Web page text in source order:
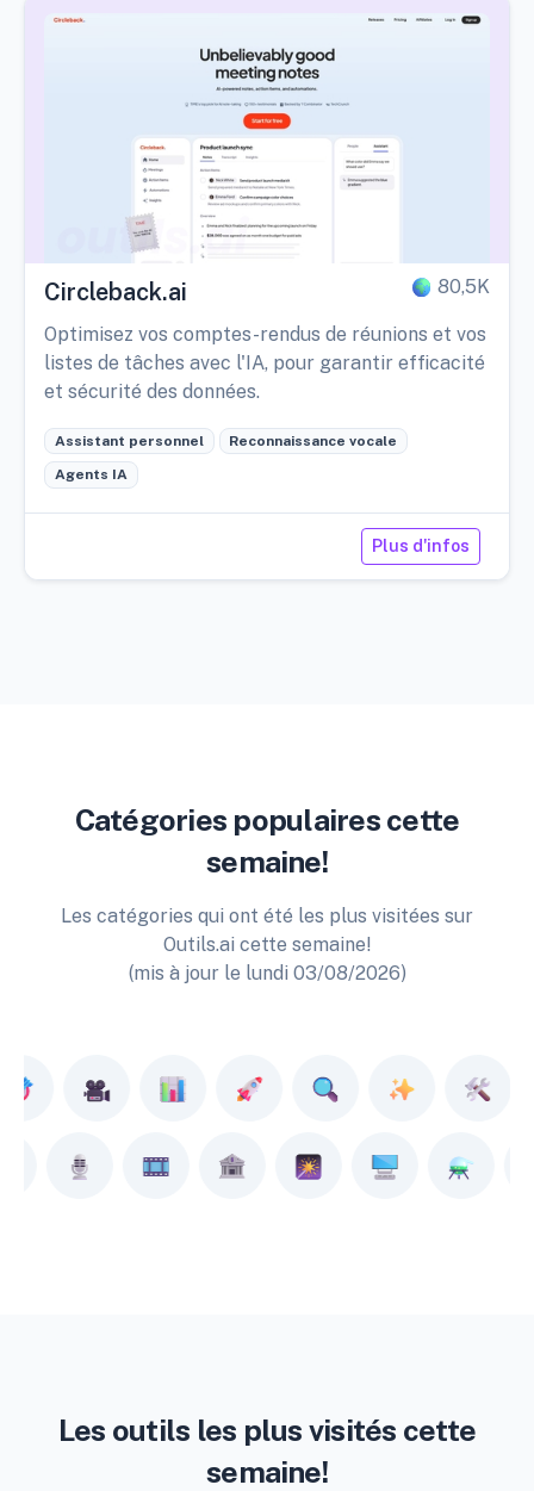
Circleback.ai 80,5K
Optimisez vos comptes-rendus de réunions et vos
listes de tâches avec l'IA, pour garantir efficacité
et sécurité des données.
Assistant personnel Reconnaissance vocale
Agents IA
Plus d'infos
Catégories populaires cette
semaine!
Les catégories qui ont été les plus visitées sur
Outils.ai cette semaine!
(mis à jour le lundi 03/08/2026)
Les outils les plus visités cette
semaine!